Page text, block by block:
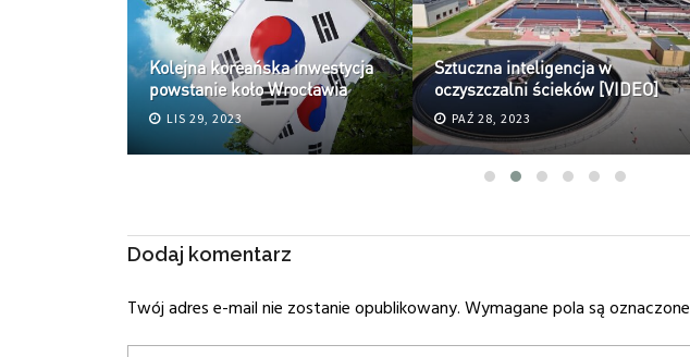
Kolejna koreańska inwestycja
powstanie koło Wrocławia
LIS 29, 2023
Sztuczna inteligencja w
oczyszczalni ścieków [VIDEO]
PAŹ 28, 2023
Dodaj komentarz
Twój adres e-mail nie zostanie opublikowany.Wymagane pola są oznaczone